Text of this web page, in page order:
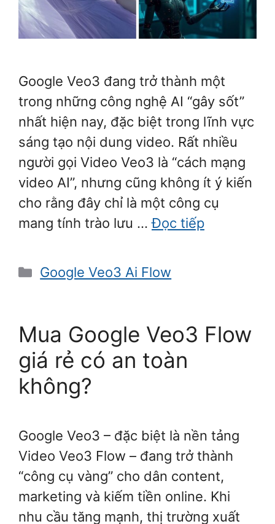
Google Veo3 đang trở thành một
trong những công nghệ AI “gây sốt”
nhất hiện nay, đặc biệt trong lĩnh vực
sáng tạo nội dung video. Rất nhiều
người gọi Video Veo3 là “cách mạng
video AI”, nhưng cũng không ít ý kiến
cho rằng đây chỉ là một công cụ
mang tính trào lưu …Đọc tiếp
Danh
Google Veo3 Ai Flow
Mua Google Veo3 Flow
giá rẻ có an toàn
không?
Google Veo3 – đặc biệt là nền tảng
Video Veo3 Flow – đang trở thành
“công cụ vàng” cho dân content,
marketing và kiếm tiền online. Khi
nhu cầu tăng mạnh, thị trường xuất